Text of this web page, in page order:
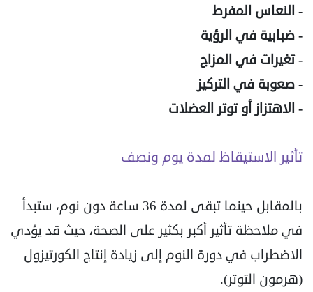
- النعاس المفرط
- ضبابية في الرؤية
- تغيرات في المزاج
- صعوبة في التركيز
- الاهتزاز أو توتر العضلات
تأثير الاستيقاظ لمدة يوم ونصف
بالمقابل حينما تبقى لمدة 36 ساعة دون نوم، ستبدأ
في ملاحظة تأثير أكبر بكثير على الصحة، حيث قد يؤدي
الاضطراب في دورة النوم إلى زيادة إنتاج الكورتيزول
(هرمون التوتر).